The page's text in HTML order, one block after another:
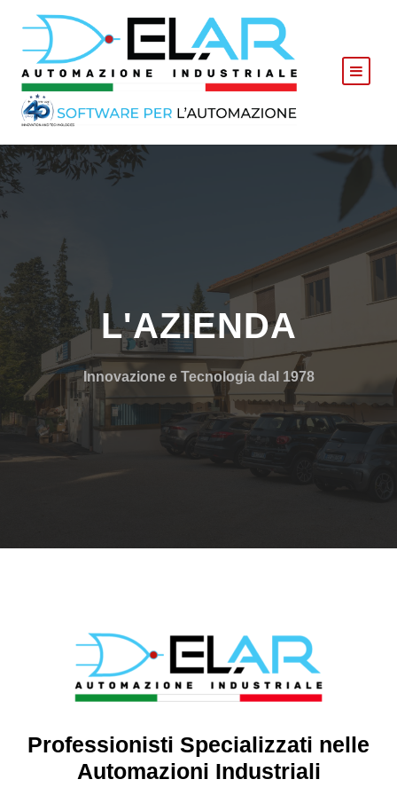
L'AZIENDA
Innovazione e Tecnologia dal 1978
Professionisti Specializzati nelle
Automazioni Industriali